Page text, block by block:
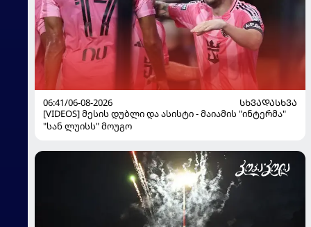
06:41/06-08-2026
ᲡᲮᲕᲐᲓᲐᲡᲮᲕᲐ
[VIDEOS] მესის დუბლი და ასისტი - მაიამის "ინტერმა"
"სან ლუისს" მოუგო